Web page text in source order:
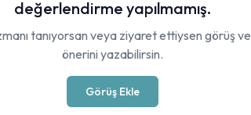
değerlendirme yapılmamış.
tanıyorsan veya ziyaret ettiysen görüş ve
önerini yazabilirsin.
Görüş Ekle